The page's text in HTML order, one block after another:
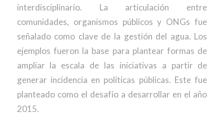
interdisciplinario. La articulación entre
comunidades, organismos públicos y ONGs fue
señalado como clave de la gestión del agua. Los
ejemplos fueron la base para plantear formas de
ampliar la escala de las iniciativas a partir de
generar incidencia en políticas públicas. Este fue
planteado como el desafío a desarrollar en el año
2015.